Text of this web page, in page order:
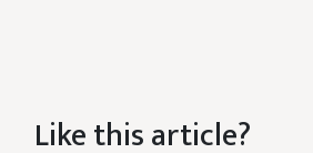
Like this article?